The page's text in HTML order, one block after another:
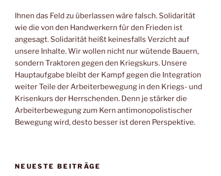
Ihnen das Feld zu überlassen wäre falsch. Solidarität
wie die von den Handwerkern für den Frieden ist
angesagt. Solidarität heißt keinesfalls Verzicht auf
unsere Inhalte. Wir wollen nicht nur wütende Bauern,
sondern Traktoren gegen den Kriegskurs. Unsere
Hauptaufgabe bleibt der Kampf gegen die Integration
weiter Teile der Arbeiterbewegung in den Kriegs- und
Krisenkurs der Herrschenden. Denn je stärker die
Arbeiterbewegung zum Kern antimonopolistischer
Bewegung wird, desto besser ist deren Perspektive.
NEUESTE BEITRÄGE